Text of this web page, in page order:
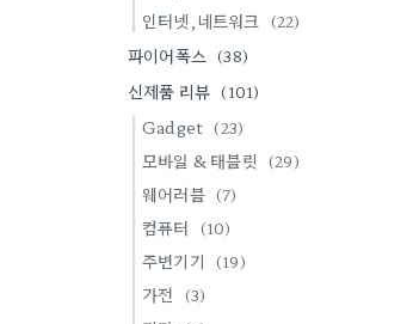
인터넷,네트워크 (22)
파이어폭스 (38)
신제품 리뷰 (101)
Gadget (23)
모바일 & 태블릿 (29)
웨어러블 (7)
컴퓨터 (10)
주변기기 (19)
가전 (3)